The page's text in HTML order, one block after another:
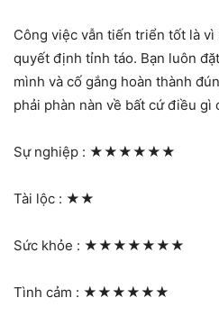
Công việc vẫn tiến triển tốt là vì
quyết định tỉnh táo. Bạn luôn
mình và cố gắng hoàn thành
phải phàn nàn về bất cứ điều gì
Sự nghiệp : ★★★★★★
Tài lộc : ★★
Sức khỏe : ★★★★★★★
Tình cảm : ★★★★★★